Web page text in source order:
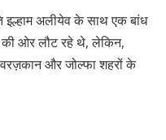
इल्हाम अलीयेव के साथ एक बांध
की ओर लौट रहे थे, लेकिन,
और जोल्फा शहरों के